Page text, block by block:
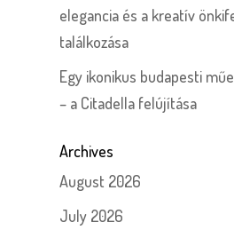
elegancia és a kreatív
találkozása
Egy ikonikus budapesti
– a Citadella felújítása
Archives
August 2026
July 2026